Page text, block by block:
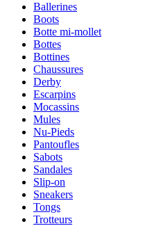
Ballerines
Boots
Botte mi-mollet
Bottes
Bottines
Chaussures
Derby
Escarpins
Mocassins
Mules
Nu-Pieds
Pantoufles
Sabots
Sandales
Slip-on
Sneakers
Tongs
Trotteurs